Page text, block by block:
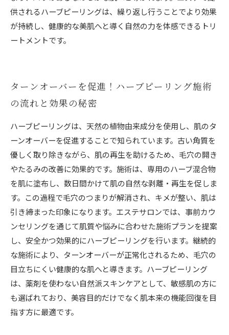
供されるハーブピーリングは、繰り返し行うことでより効果
が持続し、健康的な美肌へと導く自然の力を体感できるトリ
ートメントです。
ターンオーバーを促進！ハーブピーリング施術
の流れと効果の秘密
ハーブピーリングは、天然の植物由来成分を使用し、肌のタ
ーンオーバーを促進することで知られています。古い角質を
優しく取り除きながら、肌の再生を助けるため、毛穴の開き
やたるみの改善に効果的です。施術は、専用のハーブ混合物
を肌に塗布し、数日間かけて肌の自然な剥離・再生を促しま
す。この過程で毛穴のつまりが解消され、キメが整い、肌は
引き締まった印象になります。エステサロンでは、事前カウ
ンセリングを通じて肌質や悩みに合わせた施術プランを提案
し、安全かつ効果的にハーブピーリングを行います。継続的
な施術により、ターンオーバーが正常化されるため、毛穴の
目立ちにくい健康的な肌へと導きます。ハーブピーリング
は、薬剤を使わない自然派スキンケアとして、敏感肌の方に
も選ばれており、美容目的だけでなく肌本来の機能回復を目
指す方に最適です。